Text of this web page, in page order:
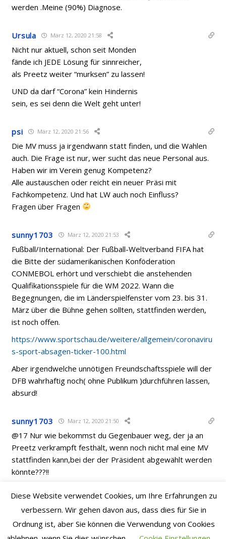
werden .Meine (90%) Diagnose.
Ursula März 12, 2020 21:58
Nicht nur aktuell, schon seit Monden
fände ich JEDE Lösung für sinnreicher,
als Preetz weiter “murksen” zu lassen!
UND da darf “Corona” kein Hindernis
sein, es sei denn die Welt geht unter!
psi März 12, 2020 21:56
Die MV muss ja irgendwann statt finden, und die Wahlen
auch. Die Frage ist nur, wer sucht das neue Personal aus.
Haben wir im Verein genug Kompetenz?
Alle austauschen oder reicht ein neuer Präsi mit
Fachkompetenz. Und hat LW auch noch Einfluss?
Fragen über Fragen
sunny1703 März 12, 2020 21:53
Fußball/International: Der Fußball-Weltverband FIFA hat
die Bitte der südamerikanischen Konföderation
CONMEBOL erhört und verschiebt die anstehenden
Qualifikationsspiele für die WM 2022. Wann die
Begegnungen, die im Länderspielfenster vom 23. bis 31.
März über die Bühne gehen sollten, stattfinden werden,
ist noch offen.
https://www.sportschau.de/weitere/allgemein/coronaviru
s-sport-absagen-ticker-100.html
Aber irgendwelche unnötigen Freundschaftsspiele will der
DFB wahrhaftig noch( ohne Publikum )durchführen lassen,
absurd!
sunny1703 März 12, 2020 21:50
@17 Nur wie bekommst du Gegenbauer weg, der ja an
Preetz verkrampft festhält, wenn noch nicht mal eine MV
stattfinden kann,bei der der Präsident abgewählt werden
könnte???!!
hurdiegerdie März 12, 2020 21:47
#10254
Ich auch! Ich finde das Argument, dass man ja niemanden
Diese Website verwendet Cookies, um Ihre Erfahrungen zu
verbessern. Wir gehen davon aus, dass dies für Sie in
Ordnung ist, aber Sie können die Verwendung von Cookies